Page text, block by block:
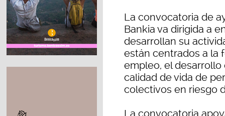
La convocatoria de
Bankia va dirigida a
desarrollan su
están centrados a la
empleo, el desarrollo
calidad de vida de
colectivos en riesgo